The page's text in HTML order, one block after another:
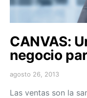
CANVAS:
negocio
agosto 26, 2013
Las ventas son la